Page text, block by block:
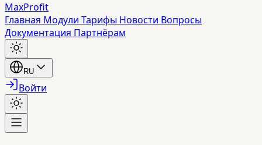
MaxProfit
Главная Модули Тарифы Новости Вопросы
Документация Партнёрам
RU
Войти